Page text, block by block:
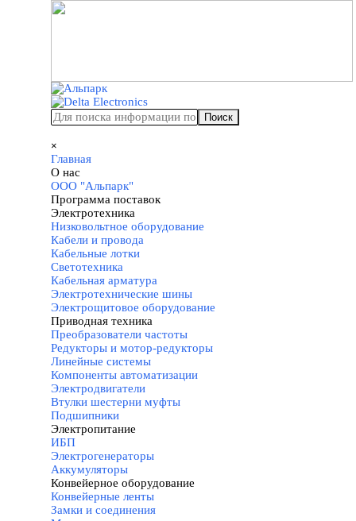
Перейти к контенту
Поиск
×
Главная
О нас
ООО "Альпарк"
Программа поставок
Электротехника
Низковольтное оборудование
Кабели и провода
Кабельные лотки
Светотехника
Кабельная арматура
Электротехнические шины
Электрощитовое оборудование
Приводная техника
Преобразователи частоты
Редукторы и мотор-редукторы
Линейные системы
Компоненты автоматизации
Электродвигатели
Втулки шестерни муфты
Подшипники
Электропитание
ИБП
Электрогенераторы
Аккумуляторы
Конвейерное оборудование
Конвейерные ленты
Замки и соединения